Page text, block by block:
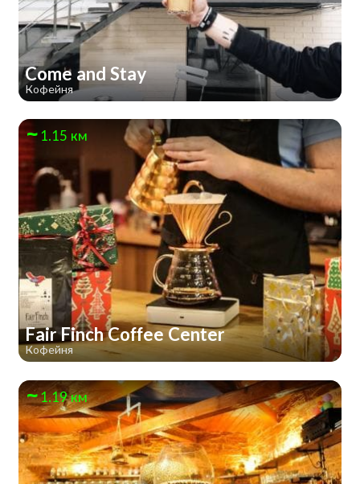
Come and Stay
Кофейня
1.15 км
Fair Finch Coffee Center
Кофейня
1.19 км